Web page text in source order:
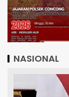
NASIONAL